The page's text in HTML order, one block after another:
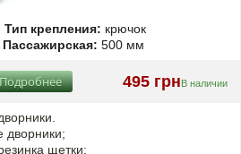
Тип крепления: крючок
Пассажирская: 500 мм
495 грнВ наличии
Подробнее
дворники;
щетки;